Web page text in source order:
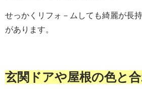
せっかくリフォ－ムしても綺麗が長
があります。
玄関ドアや屋根の色と